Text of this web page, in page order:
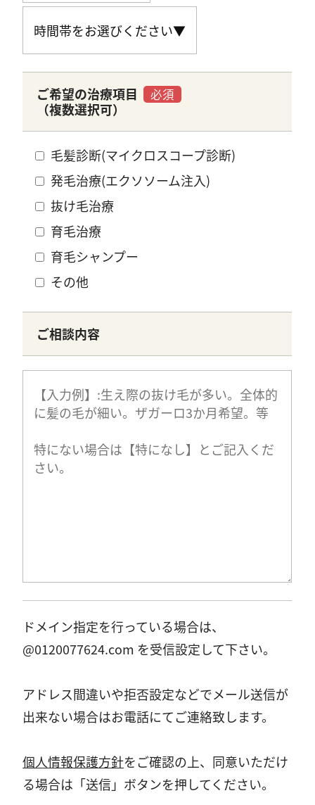
ご希望の治療項目 必須
（複数選択可）
毛髪診断(マイクロスコープ診断)
発毛治療(エクソソーム注入)
抜け毛治療
育毛治療
育毛シャンプー
その他
ご相談内容
ドメイン指定を行っている場合は、
@0120077624.com を受信設定して下さい。
アドレス間違いや拒否設定などでメール送信が
出来ない場合はお電話にてご連絡致します。
個人情報保護方針をご確認の上、同意いただけ
る場合は「送信」ボタンを押してください。